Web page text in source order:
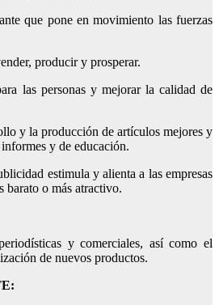
que pone en movimiento las fuerzas
producir y prosperar.
las personas y mejorar la calidad de
y la producción de artículos mejores y
y de educación.
estimula y alienta a las empresas
barato o más atractivo.
y comerciales, así como el
de nuevos productos.